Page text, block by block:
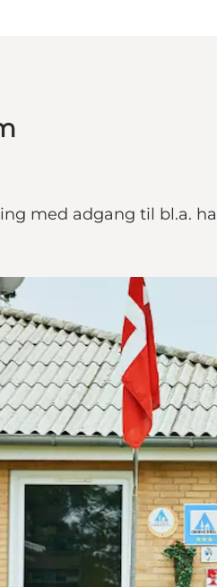
med adgang til bl.a.